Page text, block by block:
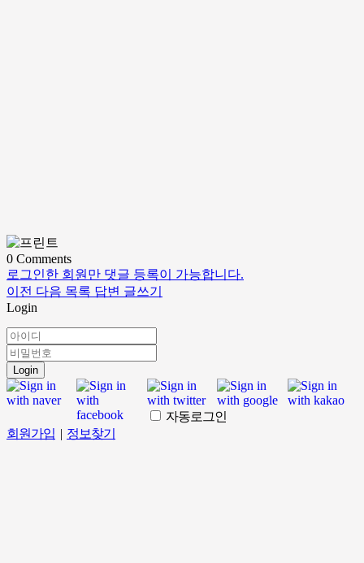
0 Comments
로그인한 회원만 댓글 등록이 가능합니다.
이전 다음 목록 답변 글쓰기
Login
Login
자동로그인
회원가입 | 정보찾기